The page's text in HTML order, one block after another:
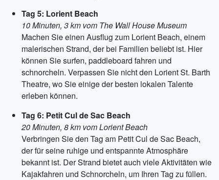
Tag 5: Lorient Beach
10 Minuten, 3 km vom The Wall House Museum
Machen Sie einen Ausflug zum Lorient Beach, einem
malerischen Strand, der bei Familien beliebt ist. Hier
können Sie surfen, paddleboard fahren und
schnorcheln. Verpassen Sie nicht den Lorient St. Barth
Theatre, wo Sie einige der besten lokalen Talente
erleben können.
Tag 6: Petit Cul de Sac Beach
20 Minuten, 8 km vom Lorient Beach
Verbringen Sie den Tag am Petit Cul de Sac Beach,
der für seine ruhige und entspannte Atmosphäre
bekannt ist. Der Strand bietet auch viele Aktivitäten wie
Kajakfahren und Schnorcheln, um Ihren Tag zu füllen.